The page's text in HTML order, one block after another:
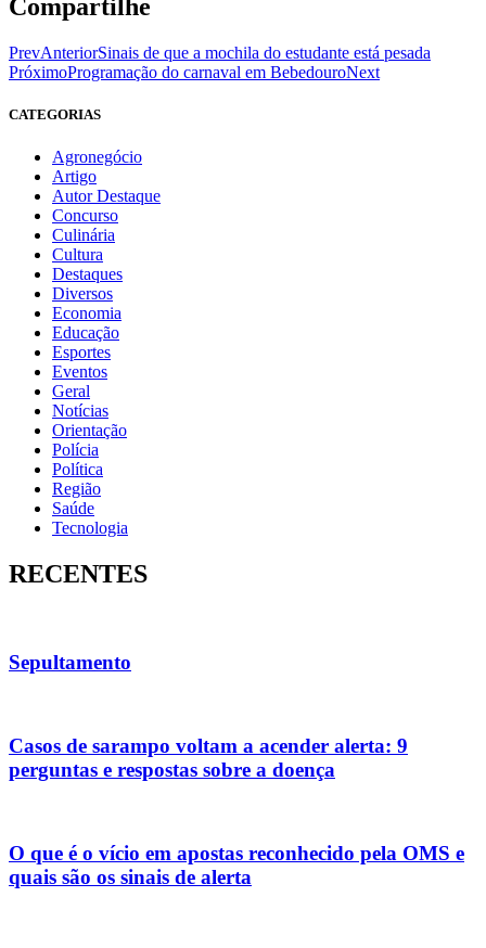
Compartilhe
PrevAnteriorSinais de que a mochila do estudante está pesada
PróximoProgramação do carnaval em BebedouroNext
CATEGORIAS
Agronegócio
Artigo
Autor Destaque
Concurso
Culinária
Cultura
Destaques
Diversos
Economia
Educação
Esportes
Eventos
Geral
Notícias
Orientação
Polícia
Política
Região
Saúde
Tecnologia
RECENTES
Sepultamento
Casos de sarampo voltam a acender alerta: 9
perguntas e respostas sobre a doença
O que é o vício em apostas reconhecido pela OMS e
quais são os sinais de alerta